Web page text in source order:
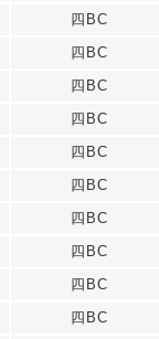
四BC
四BC
四BC
四BC
四BC
四BC
四BC
四BC
四BC
四BC